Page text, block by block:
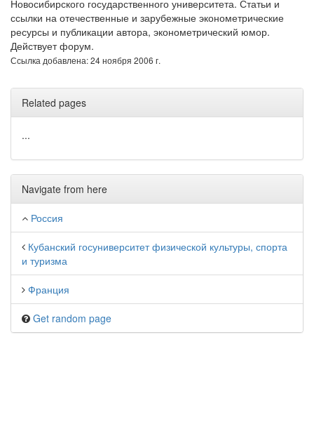
Новосибирского государственного университета. Статьи и
ссылки на отечественные и зарубежные эконометрические
ресурсы и публикации автора, эконометрический юмор.
Действует форум.
Ссылка добавлена: 24 ноября 2006 г.
Related pages
...
Navigate from here
Россия
Кубанский госуниверситет физической культуры, спорта
и туризма
Франция
Get random page